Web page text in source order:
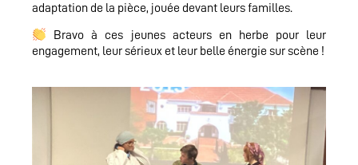
adaptation de la pièce, jouée devant leurs familles.
Bravo à ces jeunes acteurs en herbe pour leur
engagement, leur sérieux et leur belle énergie sur scène !